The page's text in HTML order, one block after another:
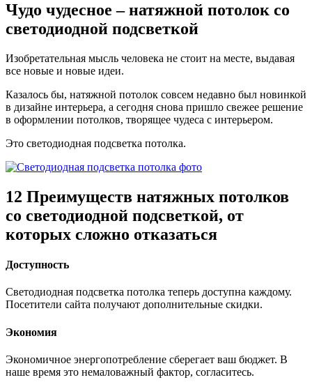
Чудо чудесное –натяжной потолок со
светодиодной подсветкой
Изобретательная мысль человека не стоит на месте, выдавая
все новые и новые идеи.
Казалось бы, натяжной потолок совсем недавно был новинкой
в дизайне интерьера, а сегодня снова пришло свежее решение
в оформлении потолков, творящее чудеса с интерьером.
Это светодиодная подсветка потолка.
12 Преимуществ натяжных потолков
со светодиодной подсветкой, от
которых сложно отказаться
Доступность
Светодиодная подсветка потолка теперь доступна каждому.
Посетители сайта получают дополнительные скидки.
Экономия
Экономичное энергопотребление сберегает ваш бюджет. В
наше время это немаловажный фактор, согласитесь.